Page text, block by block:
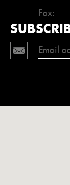
Fax: